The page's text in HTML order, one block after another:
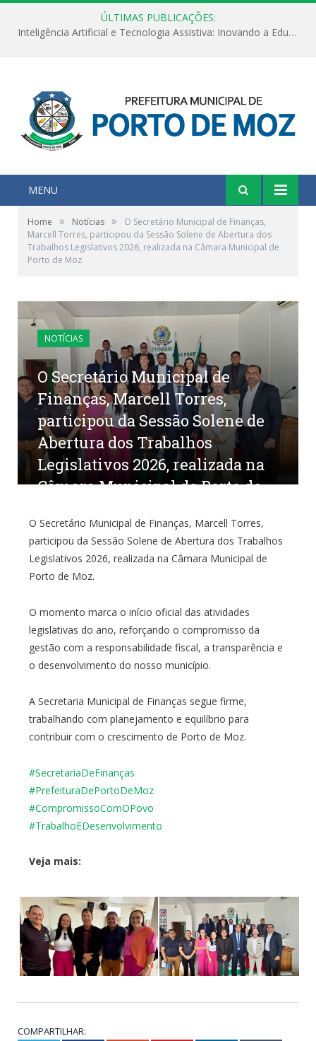
ÚLTIMAS PUBLICAÇÕES:
Inteligência Artificial e Tecnologia Assistiva: Inovando a Educação Especial e Inclusiva
MENU
Home » Notícias »
O Secretário Municipal de Finanças,
Marcell Torres, participou da Sessão Solene de Abertura dos
Trabalhos Legislativos 2026, realizada na Câmara Municipal de
Porto de Moz.
NOTÍCIAS
O Secretário Municipal de
Finanças, Marcell Torres,
participou da Sessão Solene de
Abertura dos Trabalhos
Legislativos 2026, realizada na
Câmara Municipal de Porto de
por CR2-ADMIN20 em 20 DE FEVEREIRO DE 2026
0
COMENTÁRIOS
O Secretário Municipal de Finanças, Marcell Torres,
participou da Sessão Solene de Abertura dos Trabalhos
Legislativos 2026, realizada na Câmara Municipal de
Porto de Moz.
O momento marca o início oficial das atividades
legislativas do ano, reforçando o compromisso da
gestão com a responsabilidade fiscal, a transparência e
o desenvolvimento do nosso município.
A Secretaria Municipal de Finanças segue firme,
trabalhando com planejamento e equilíbrio para
contribuir com o crescimento de Porto de Moz.
#SecretariaDeFinanças
#PrefeituraDePortoDeMoz
#CompromissoComOPovo
#TrabalhoEDesenvolvimento
Veja mais:
COMPARTILHAR: